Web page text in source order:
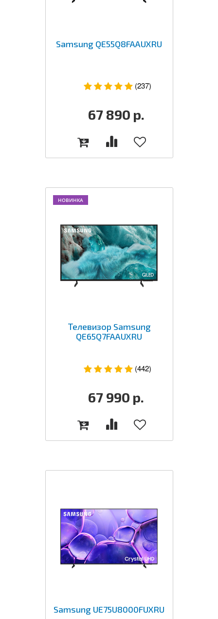
Samsung QE55Q8FAAUXRU
(237)
67 890 р.
НОВИНКА
Телевизор Samsung
QE65Q7FAAUXRU
(442)
67 990 р.
Samsung UE75U8000FUXRU